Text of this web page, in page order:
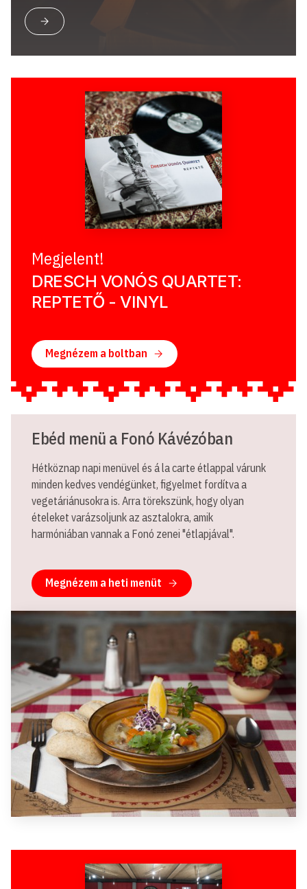
Megjelent!
DRESCH VONÓS QUARTET:
REPTETŐ - VINYL
Megnézem a boltban
Ebéd menü a Fonó Kávézóban
Hétköznap napi menüvel és á la carte étlappal várunk
minden kedves vendégünket, figyelmet fordítva a
vegetáriánusokra is. Arra törekszünk, hogy olyan
ételeket varázsoljunk az asztalokra, amik
harmóniában vannak a Fonó zenei "étlapjával".
Megnézem a heti menüt